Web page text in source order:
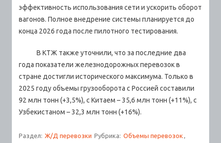
эффективность использования сети и ускорить оборот
вагонов. Полное внедрение системы планируется до
конца 2026 года после пилотного тестирования.
В КТЖ также уточнили, что за последние два
года показатели железнодорожных перевозок в
стране достигли исторического максимума. Только в
2025 году объемы грузооборота с Россией составили
92 млн тонн (+3,5%), с Китаем – 35,6 млн тонн (+11%), с
Узбекистаном – 32,3 млн тонн (+16%).
Раздел: Ж/Д перевозки Рубрика: Объемы перевозок